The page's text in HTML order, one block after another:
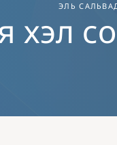
ЭЛЬ
хэл